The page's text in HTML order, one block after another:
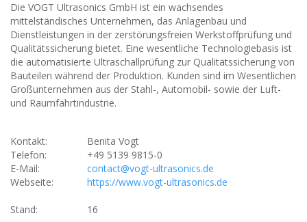
Die VOGT Ultrasonics GmbH ist ein wachsendes
mittelständisches Unternehmen, das Anlagenbau und
Dienstleistungen in der zerstörungsfreien Werkstoffprüfung und
Qualitätssicherung bietet. Eine wesentliche Technologiebasis ist
die automatisierte Ultraschallprüfung zur Qualitätssicherung von
Bauteilen während der Produktion. Kunden sind im Wesentlichen
Großunternehmen aus der Stahl-, Automobil- sowie der Luft-
und Raumfahrtindustrie.
Kontakt:
Benita Vogt
Telefon:
+49 5139 9815-0
E-Mail:
contact@vogt-ultrasonics.de
Webseite:
https://www.vogt-ultrasonics.de
Stand: 16